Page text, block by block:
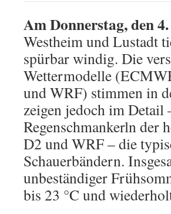
Am Donnerstag, den
Westheim und Lustadt
spürbar windig. Die
Wettermodelle
und WRF) stimmen in
zeigen jedoch im Detail
Regenschmankerln der
D2 und WRF – die
Schauerbändern.
unbeständiger
bis 23 °C und